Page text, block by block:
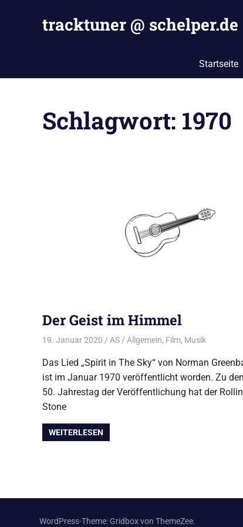
tracktuner @ schelper.de
Hahahaha.
Startseite
Schlagwort: 1970
Der Geist im Himmel
19. Januar 2020 AS Allgemein, Film, Musik
Das Lied „Spirit in The Sky“ von Norman
ist im Januar 1970 veröffentlicht worden. Zu
50. Jahrestag der Veröffentlichung hat der
Stone
WEITERLESEN
WordPress-Theme: Gridbox von ThemeZee.